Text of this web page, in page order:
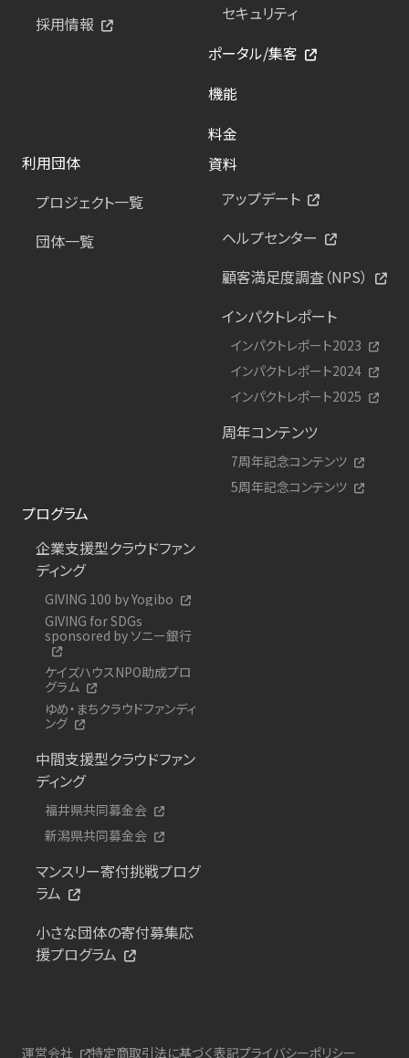
採用情報
セキュリティ
ポータル/集客
機能
料金
利用団体
プロジェクト一覧
団体一覧
資料
アップデート
ヘルプセンター
顧客満足度調査（NPS）
インパクトレポート
インパクトレポート2023
インパクトレポート2024
インパクトレポート2025
周年コンテンツ
7周年記念コンテンツ
5周年記念コンテンツ
プログラム
企業支援型クラウドファン
ディング
GIVING 100 by Yogibo
GIVING for SDGs
sponsored by ソニー銀行
ケイズハウスNPO助成プロ
グラム
ゆめ・まちクラウドファンディ
ング
中間支援型クラウドファン
ディング
福井県共同募金会
新潟県共同募金会
マンスリー寄付挑戦プログ
ラム
小さな団体の寄付募集応
援プログラム
運営会社 特定商取引法に基づく表記プライバシーポリシー